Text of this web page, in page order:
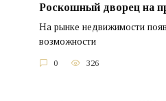
Роскошный дворец на
На рынке недвижимости
возможности
0 326